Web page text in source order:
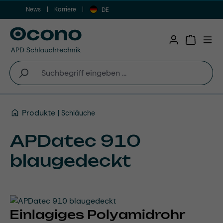
Zum Hauptinhalt springen
News Karriere DE
Produkte Schläuche
APDatec 910
blaugedeckt
Einlagiges Polyamidrohr